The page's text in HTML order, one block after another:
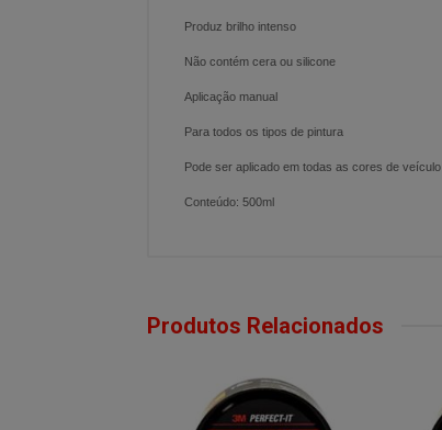
Produz brilho intenso
Não contém cera ou silicone
Aplicação manual
Para todos os tipos de pintura
Pode ser aplicado em todas as cores de veículo
Conteúdo: 500ml
Produtos Relacionados